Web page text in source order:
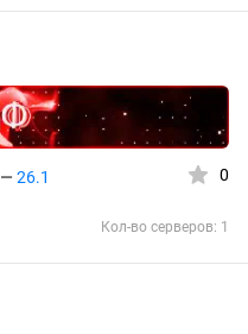
— 26.1 0
Кол-во серверов: 1